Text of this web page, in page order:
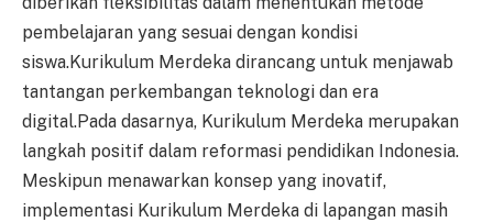
pembelajaran yang sesuai dengan kondisi
siswa.Kurikulum Merdeka dirancang untuk menjawab
tantangan perkembangan teknologi dan era
digital.Pada dasarnya, Kurikulum Merdeka merupakan
langkah positif dalam reformasi pendidikan Indonesia.
Meskipun menawarkan konsep yang inovatif,
implementasi Kurikulum Merdeka di lapangan masih